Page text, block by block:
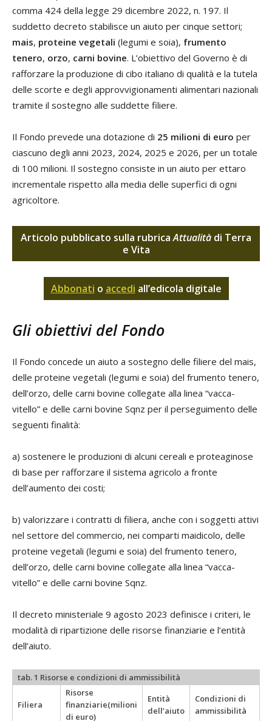
comma 424 della legge 29 dicembre 2022, n. 197. Il
suddetto decreto stabilisce un aiuto per cinque settori;
mais, proteine vegetali (legumi e soia), frumento
tenero, orzo, carni bovine. L’obiettivo del Governo è di
rafforzare la produzione di cibo italiano di qualità e la tutela
delle scorte e degli approvvigionamenti alimentari nazionali
tramite il sostegno alle suddette filiere.
Il Fondo prevede una dotazione di 25 milioni di euro per
ciascuno degli anni 2023, 2024, 2025 e 2026, per un totale
di 100 milioni. Il sostegno consiste in un aiuto per ettaro
incrementale rispetto alla media delle superfici di ogni
agricoltore.
Articolo pubblicato sulla rubricaAttualità di Terra
e Vita
Abbonati o accedi all’edicola digitale
Gli obiettivi del Fondo
Il Fondo concede un aiuto a sostegno delle filiere del mais,
delle proteine vegetali (legumi e soia) del frumento tenero,
dell’orzo, delle carni bovine collegate alla linea “vacca-
vitello” e delle carni bovine Sqnz per il perseguimento delle
seguenti finalità:
a) sostenere le produzioni di alcuni cereali e proteaginose
di base per rafforzare il sistema agricolo a fronte
dell’aumento dei costi;
b) valorizzare i contratti di filiera, anche con i soggetti attivi
nel settore del commercio, nei comparti maidicolo, delle
proteine vegetali (legumi e soia) del frumento tenero,
dell’orzo, delle carni bovine collegate alla linea “vacca-
vitello” e delle carni bovine Sqnz.
Il decreto ministeriale 9 agosto 2023 definisce i criteri, le
modalità di ripartizione delle risorse finanziarie e l’entità
dell’aiuto.
tab. 1 Risorse e condizioni di ammissibilità
Filiera
Risorse
finanziarie(milioni
di euro)
Entità
dell’aiuto
Condizioni di
ammissibilità